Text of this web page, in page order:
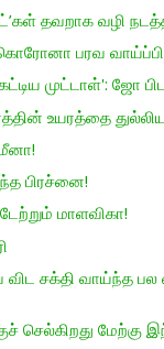
தவறாக வழி
பரவ
முட்டாள்': ஜோ
உயரத்தை
பிரச்னை!
மாளவிகா!
சக்தி வாய்ந்த
செல்கிறது மேற்கு